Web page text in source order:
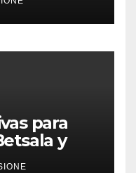
para
y